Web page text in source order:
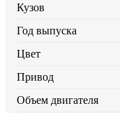
Кузов
Год выпуска
Цвет
Привод
Объем двигателя